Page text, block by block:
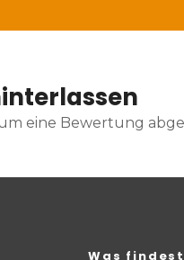
eine Bewertung
Was